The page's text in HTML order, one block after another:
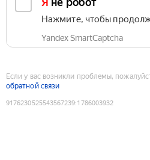
Нажмите, чтобы
Yandex SmartCaptcha
Если у вас возникли проблемы,
обратной связи
9176230525543567239:1786003932